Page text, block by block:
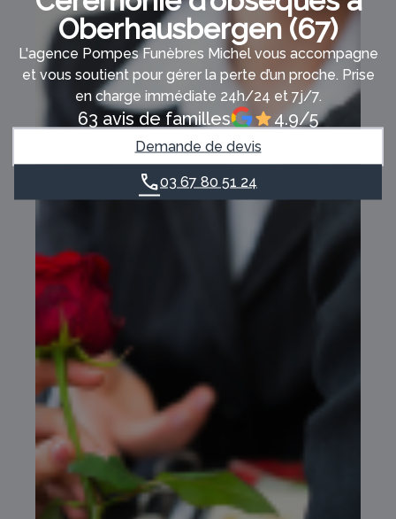
Oberhausbergen (67)
L'agence Pompes Funèbres Michel vous accompagne
et vous soutient pour gérer la perte d’un proche. Prise
en charge immédiate 24h/24 et 7j/7.
63 avis de familles 4.9/5
Demande de devis
03 67 80 51 24